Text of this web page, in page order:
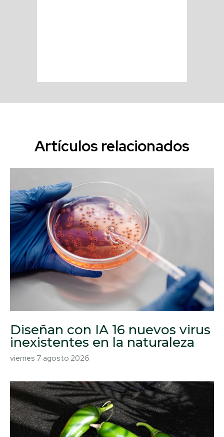
Artículos relacionados
Diseñan con IA 16 nuevos virus
inexistentes en la naturaleza
viernes 7 agosto 2026